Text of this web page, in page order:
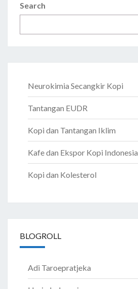
Search
Neurokimia Secangkir Kopi
Tantangan EUDR
Kopi dan Tantangan Iklim
Kafe dan Ekspor Kopi Indonesia
Kopi dan Kolesterol
BLOGROLL
Adi Taroepratjeka